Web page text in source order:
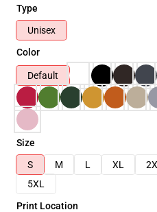
Type
Unisex
Color
Default
Size
S
M L XL
5XL
Print Location